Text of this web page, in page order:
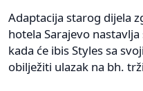
Adaptacija starog dijela
hotela Sarajevo
kada će ibis Styles sa
obilježiti ulazak na bh.